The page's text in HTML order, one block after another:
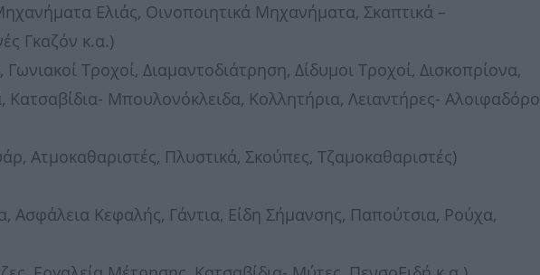
Ελιάς, Οινοποιητικά Μηχανήματα, Σκαπτικά –
Γκαζόν κ.α.)
Τροχοί, Διαμαντοδιάτρηση, Δίδυμοι Τροχοί, Δισκοπρίονα,
Μπουλονόκλειδα, Κολλητήρια, Λειαντήρες-
Ατμοκαθαριστές, Πλυστικά, Σκούπες, Τζαμοκαθαριστές)
Ασφάλεια Κεφαλής, Γάντια, Είδη Σήμανσης, Παπούτσια, Ρούχα,